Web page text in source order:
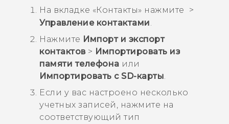
На вкладке «Контакты» нажмите
>
Управление контактами.
Нажмите Импорт и экспорт
контактов > Импортировать из
памяти телефона или
Импортировать с SD-карты.
Если у вас настроено несколько
учетных записей, нажмите на
соответствующий тип